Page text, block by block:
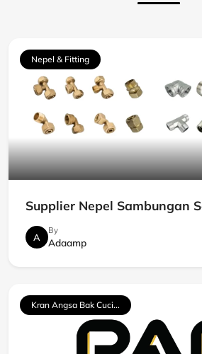
Nepel & Fitting
Supplier Nepel Sambungan
A
By
Adaamp
Kran Angsa Bak Cuci...